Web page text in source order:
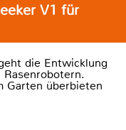
V1 für
die Entwicklung
Garten überbieten